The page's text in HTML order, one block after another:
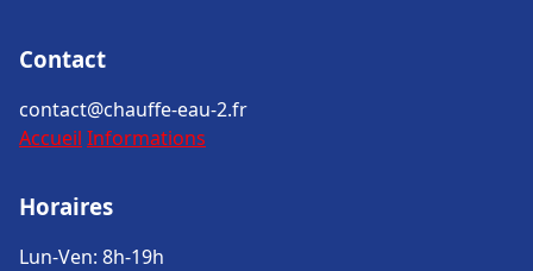
Contact
contact@chauffe-eau-2.fr
Accueil Informations
Horaires
Lun-Ven: 8h-19h